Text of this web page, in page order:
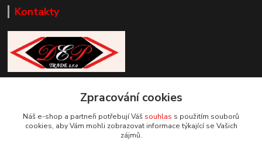
Kontakty
+420 777 085 857
info@deptrade.cz
Zpracování cookies
Náš e-shop a partneři potřebují Váš souhlas s použitím souborů
cookies, aby Vám mohli zobrazovat informace týkající se Vašich
zájmů.